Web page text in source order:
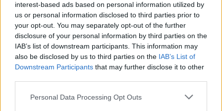
interest-based ads based on personal information utilized by
us or personal information disclosed to third parties prior to
your opt-out. You may separately opt-out of the further
disclosure of your personal information by third parties on the
IAB’s list of downstream participants. This information may
also be disclosed by us to third parties on the IAB’s List of
Downstream Participants that may further disclose it to other
Please note that this website/app uses one or more Google
Personal Data Processing Opt Outs
Ricevi le nostre ultime news
daGoogle News
Condividi l'articolo